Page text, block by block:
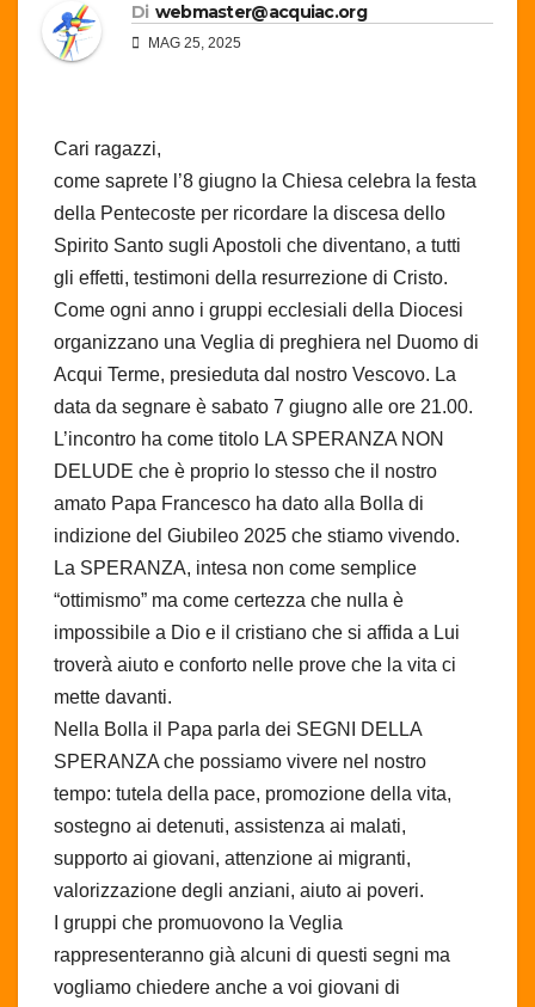
Di webmaster@acquiac.org
MAG 25, 2025
Cari ragazzi,
come saprete l’8 giugno la Chiesa celebra la festa
della Pentecoste per ricordare la discesa dello
Spirito Santo sugli Apostoli che diventano, a tutti
gli effetti, testimoni della resurrezione di Cristo.
Come ogni anno i gruppi ecclesiali della Diocesi
organizzano una Veglia di preghiera nel Duomo di
Acqui Terme, presieduta dal nostro Vescovo. La
data da segnare è sabato 7 giugno alle ore 21.00.
L’incontro ha come titolo LA SPERANZA NON
DELUDE che è proprio lo stesso che il nostro
amato Papa Francesco ha dato alla Bolla di
indizione del Giubileo 2025 che stiamo vivendo.
La SPERANZA, intesa non come semplice
“ottimismo” ma come certezza che nulla è
impossibile a Dio e il cristiano che si affida a Lui
troverà aiuto e conforto nelle prove che la vita ci
mette davanti.
Nella Bolla il Papa parla dei SEGNI DELLA
SPERANZA che possiamo vivere nel nostro
tempo: tutela della pace, promozione della vita,
sostegno ai detenuti, assistenza ai malati,
supporto ai giovani, attenzione ai migranti,
valorizzazione degli anziani, aiuto ai poveri.
I gruppi che promuovono la Veglia
rappresenteranno già alcuni di questi segni ma
vogliamo chiedere anche a voi giovani di